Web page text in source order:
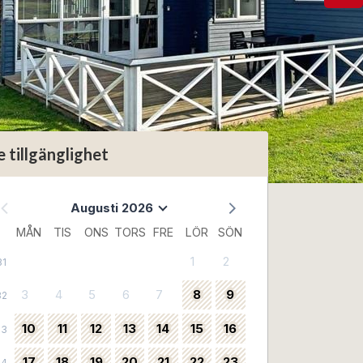
tillgänglighet
Augusti 2026
MÅN TIS ONS TORS FRE LÖR SÖN
1 2
3 4 5 6 7 8 9
10 11 12 13 14 15 16